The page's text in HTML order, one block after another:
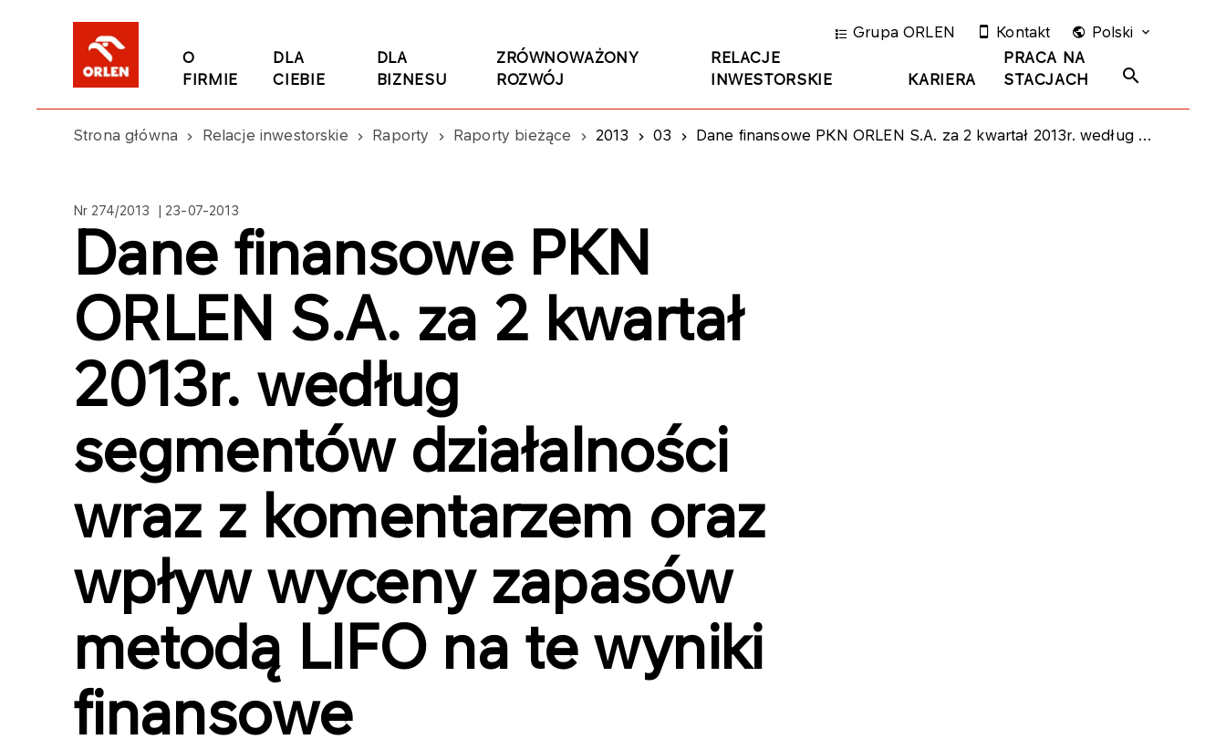
O
FIRMIE
DLA
CIEBIE
DLA
BIZNESU
ZRÓWNOWAŻONY
ROZWÓJ
RELACJE
INWESTORSKIE
KARIERA
PRACA NA
STACJACH
Grupa ORLEN Kontakt Polski
Strona główna Relacje inwestorskie Raporty Raporty bieżące 2013 03 Dane finansowe PKN ORLEN S.A. za 2 kwartał 2013r. według segmentów działalności wraz z komentarzem oraz wpływ wyceny zapasów metodą LIFO na te wyniki finansowe
Nr 274/2013 | 23-07-2013
Dane finansowe PKN
ORLEN S.A. za 2 kwartał
2013r. według
segmentów działalności
wraz z komentarzem oraz
wpływ wyceny zapasów
metodą LIFO na te wyniki
finansowe